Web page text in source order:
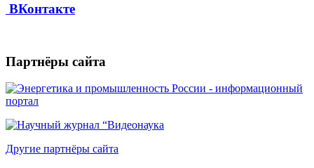
ВКонтакте
Партнёры сайта
Другие партнёры сайта